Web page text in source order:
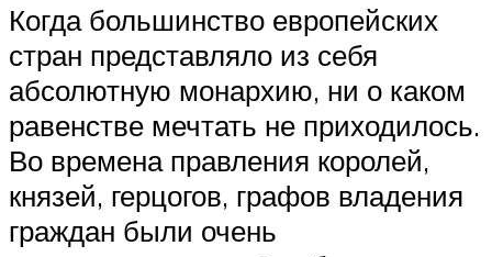
Когда большинство европейских
стран представляло из себя
абсолютную монархию, ни о каком
равенстве мечтать не приходилось.
Во времена правления королей,
князей, герцогов, графов владения
граждан были очень